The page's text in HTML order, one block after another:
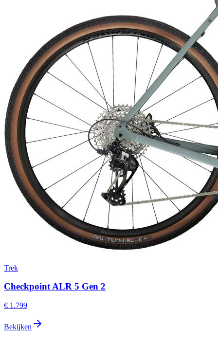
Trek
Checkpoint ALR 5 Gen 2
€ 1.799
Bekijken